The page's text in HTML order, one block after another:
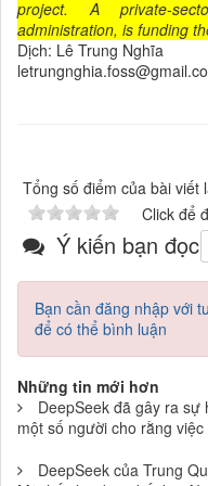
project. A private-
administration, is funding
Dịch: Lê Trung Nghĩa
Tổng số điểm của bài viết
Click để
Ý kiến bạn đọc
Bạn cần đăng nhập với
để có thể bình luận
Những tin mới hơn
DeepSeek đã gây ra
một số người cho rằng
DeepSeek của Trung